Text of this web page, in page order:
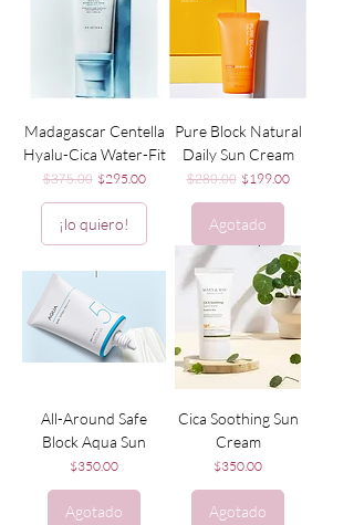
Madagascar Centella
Hyalu-Cica Water-Fit
Precio
$375.00 Precio de oferta
$295.00
¡lo quiero!
Pure Block Natural
Daily Sun Cream
Precio
$280.00 Precio de oferta
$199.00
Agotado
All-Around Safe
Block Aqua Sun
Precio
$350.00
Agotado
Cica Soothing Sun
Cream
Precio
$350.00
Agotado